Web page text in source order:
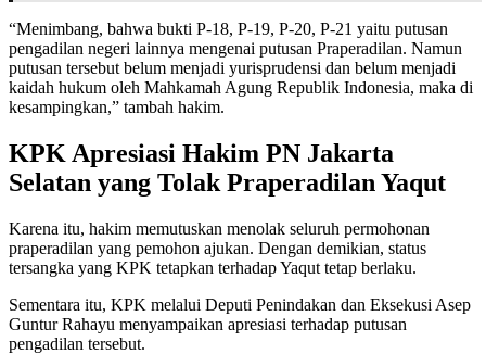
“Menimbang, bahwa bukti P-18, P-19, P-20, P-21 yaitu putusan
pengadilan negeri lainnya mengenai putusan Praperadilan. Namun
putusan tersebut belum menjadi yurisprudensi dan belum menjadi
kaidah hukum oleh Mahkamah Agung Republik Indonesia, maka di
kesampingkan,” tambah hakim.
KPK Apresiasi Hakim PN Jakarta
Selatan yang Tolak Praperadilan Yaqut
Karena itu, hakim memutuskan menolak seluruh permohonan
praperadilan yang pemohon ajukan. Dengan demikian, status
tersangka yang KPK tetapkan terhadap Yaqut tetap berlaku.
Sementara itu, KPK melalui Deputi Penindakan dan Eksekusi Asep
Guntur Rahayu menyampaikan apresiasi terhadap putusan
pengadilan tersebut.